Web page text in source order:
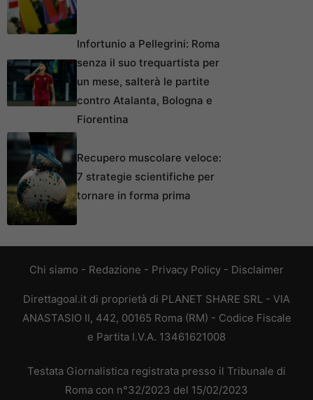
Infortunio a Pellegrini: Roma
senza il suo trequartista per
un mese, salterà le partite
contro Atalanta, Bologna e
Fiorentina
Recupero muscolare veloce:
7 strategie scientifiche per
tornare in forma prima
Chi siamo - Redazione - Privacy Policy - Disclaimer
Direttagoal.it di proprietà di PLANET SHARE SRL - VIA
ANASTASIO II, 442, 00165 Roma (RM) - Codice Fiscale
e Partita I.V.A. 13461621008
Testata Giornalistica registrata presso il Tribunale di
Roma con n°32/2023 del 15/02/2023